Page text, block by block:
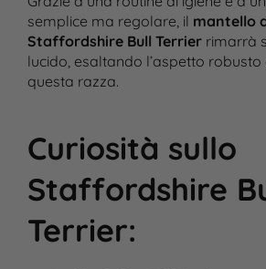
semplice ma regolare, il mantello
Staffordshire Bull Terrierrimarrà
lucido, esaltando l’aspetto
questa razza.
Curiosità sullo
Staffordshire
Terrier: